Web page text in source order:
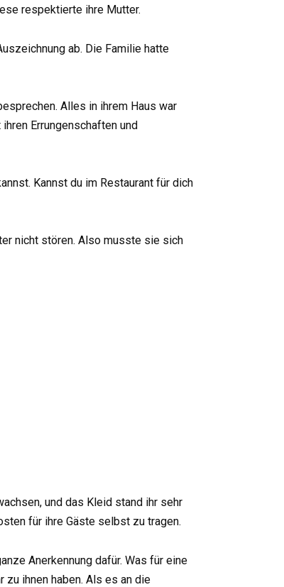
respektierte ihre Mutter.
ab. Die Familie hatte
Alles in ihrem Haus war
Errungenschaften und
Kannst du im Restaurant für dich
nicht stören. Also musste sie sich
und das Kleid stand ihr sehr
für ihre Gäste selbst zu tragen.
Anerkennung dafür. Was für eine
zu ihnen haben. Als es an die